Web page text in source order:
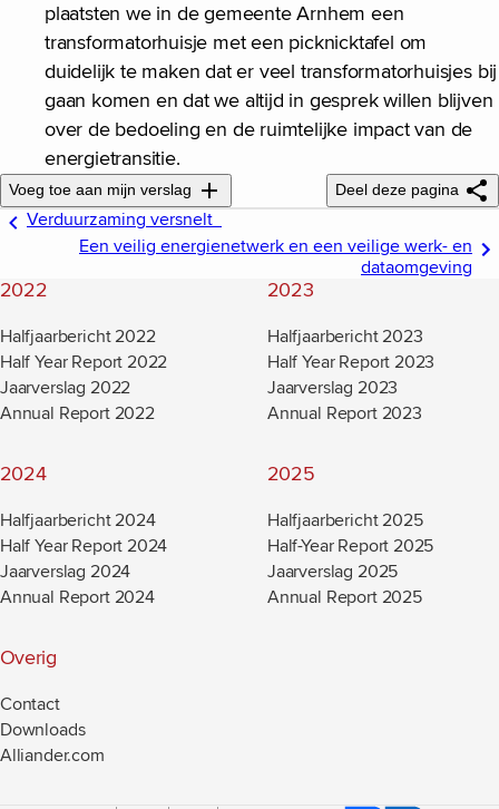
plaatsten we in de gemeente Arnhem een
transformatorhuisje met een picknicktafel om
duidelijk te maken dat er veel transformatorhuisjes bij
gaan komen en dat we altijd in gesprek willen blijven
over de bedoeling en de ruimtelijke impact van de
energietransitie.
Voeg toe aan mijn verslag Deel deze pagina
Verduurzaming versnelt
Een veilig energienetwerk en een veilige werk- en
dataomgeving
2022
Halfjaarbericht 2022
Half Year Report 2022
Jaarverslag 2022
Annual Report 2022
2023
Halfjaarbericht 2023
Half Year Report 2023
Jaarverslag 2023
Annual Report 2023
2024
Halfjaarbericht 2024
Half Year Report 2024
Jaarverslag 2024
Annual Report 2024
2025
Halfjaarbericht 2025
Half-Year Report 2025
Jaarverslag 2025
Annual Report 2025
Overig
Contact
Downloads
Alliander.com